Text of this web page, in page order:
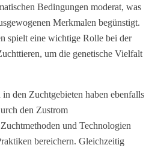
Bedingungen moderat, was
Merkmalen begünstigt.
spielt eine wichtige Rolle bei der
um die genetische Vielfalt
den Zuchtgebieten haben ebenfalls
den Zustrom
und Technologien
bereichern. Gleichzeitig